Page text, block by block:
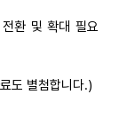
환 및 확대 필요
도 별첨합니다.)